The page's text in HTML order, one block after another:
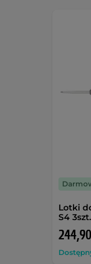
Lotki
S4 3szt.